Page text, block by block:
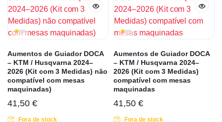
Aumentos de Guiador DOCA
– KTM / Husqvarna 2024–
2026 (Kit com 3 Medidas) não
compatível com mesas
maquinadas)
41,50 €
Fora de stock
Aumentos de Guiador DOCA
– KTM / Husqvarna 2024–
2026 (Kit com 3 Medidas)
compatível com mesas
maquinadas
41,50 €
Fora de stock